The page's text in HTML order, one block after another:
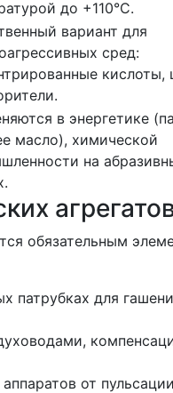
до +110°C.
вариант для
сред:
кислоты,
в энергетике
масло), химической
на
обязательным
патрубках для
от